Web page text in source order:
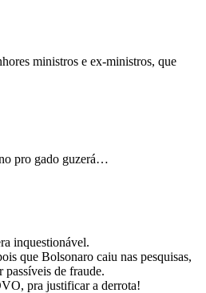
ministros e ex-ministros, que
pro gado guzerá…
inquestionável.
que Bolsonaro caiu nas pesquisas,
passíveis de fraude.
pra justificar a derrota!